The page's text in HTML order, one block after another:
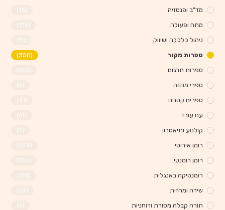
מד"ב ופנטזיה (15)
מתח ופעולה (179)
ניהול כלכלה ושיווק (11)
ספרות מקור (350)
ספרות תרגום (662)
ספרי מתנה (6)
ספרים קטנים (41)
עם עובד (61)
קולנוע ותיאטרון (2)
רומן אירוטי (659)
רומן רומנטי (724)
רומנטיקה באנגלית (128)
שירה ומחזות (29)
תורה קבלה מסורת ורוחניות (6)